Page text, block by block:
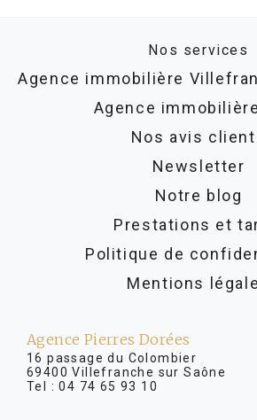
Nos services
Agence immobilière
Agence
Nos avis
Newsletter
Notre blog
Prestations et
Politique de
Mentions
Agence Pierres Dorées
16 passage du Colombier
69400 Villefranche sur Saône
Tel :04 74 65 93 10